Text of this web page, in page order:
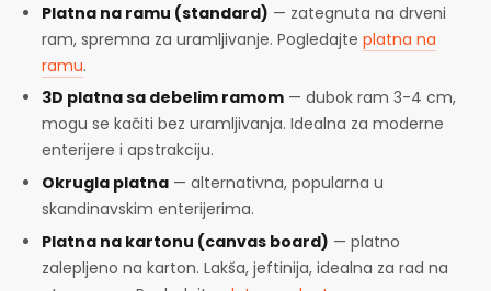
Platna na ramu (standard) — zategnuta na drveni
ram, spremna za uramljivanje. Pogledajteplatna na
ramu.
3D platna sa debelim ramom — dubok ram 3-4 cm,
mogu se kačiti bez uramljivanja. Idealna za moderne
enterijere i apstrakciju.
Okrugla platna — alternativna, popularna u
skandinavskim enterijerima.
Platna na kartonu (canvas board) — platno
zalepljeno na karton. Lakša, jeftinija, idealna za rad na